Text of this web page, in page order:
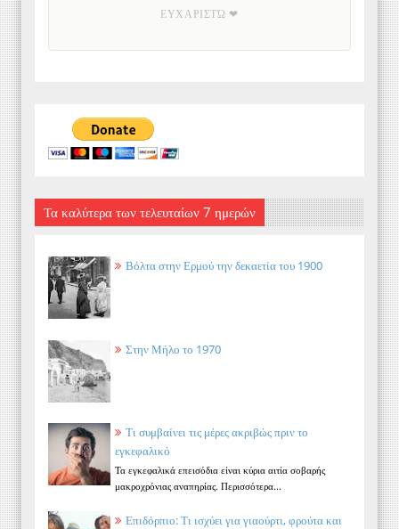
ΕΥΧΑΡΙΣΤΏ ❤
Τα καλύτερα των τελευταίων 7 ημερών
Βόλτα στην Ερμού την δεκαετία του 1900
Στην Μήλο το 1970
Τι συμβαίνει τις μέρες ακριβώς πριν το
εγκεφαλικό
Τα εγκεφαλικά επεισόδια είναι κύρια αιτία σοβαρής
μακροχρόνιας αναπηρίας. Περισσότερα...
Επιδόρπιο: Τι ισχύει για γιαούρτι, φρούτα και